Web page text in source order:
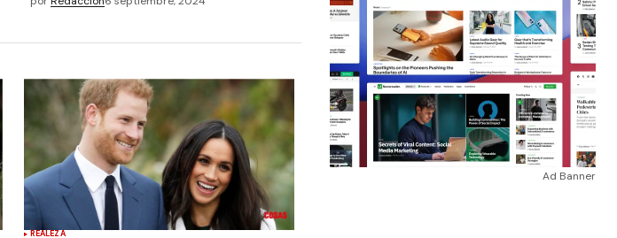
REALEZA
Ad Banner